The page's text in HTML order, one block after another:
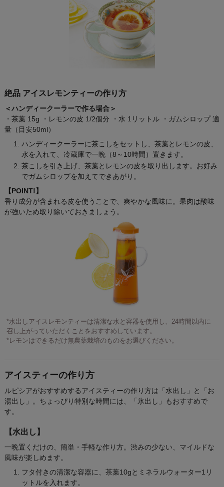
絶品 アイスレモンティーの作り方
＜ハンディークーラーで作る場合＞
・茶葉 15g ・レモンの皮 1/2個分 ・水 1リットル ・ガムシロップ 適
量（目安50ml）
ハンディークーラーに茶こしをセットし、茶葉とレモンの皮、
水を入れて、冷蔵庫で一晩（8～10時間）置きます。
茶こしを引き上げ、茶葉とレモンの皮を取り出します。お好み
でガムシロップを加えてできあがり。
【POINT!】
香り成分が含まれる皮を使うことで、爽やかな風味に。果肉は酸味
が強いため取り除いておきましょう。
*水出しアイスレモンティーは清潔な水と容器を使用し、24時間以内に
召し上がっていただくことをおすすめしています。
*レモンはできるだけ無農薬栽培のものをお選びください。
アイスティーの作り方
ルピシアがおすすめするアイスティーの作り方は「水出し」と「お
湯出し」。ちょっぴり特別な時間には、「氷出し」もおすすめで
す。
【水出し】
一晩置くだけの、簡単・手軽な作り方。渋みの少ない、マイルドな
風味が楽しめます。
フタ付きの清潔な容器に、茶葉10gとミネラルウォーター1リ
ットルを入れます。